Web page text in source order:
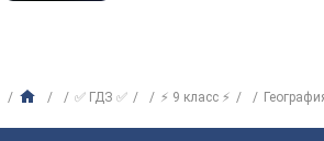
✅ ГДЗ ✅ ⚡ 9 класс ⚡